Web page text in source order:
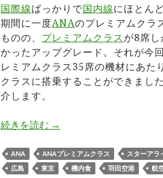
国際線ばっかりで国内線にほとん
期間に一度ANAのプレミアムクラ
ものの、 プレミアムクラスが8席
かったアップグレード。それが今回
レミアムクラス35席の機材にあた
クラスに搭乗することができまし
介します。
続きを読む ANAプレミアムクラス初
→
ANA ANAプレミアムクラス スターアラ
広島
東京 機内食 羽田空港 航